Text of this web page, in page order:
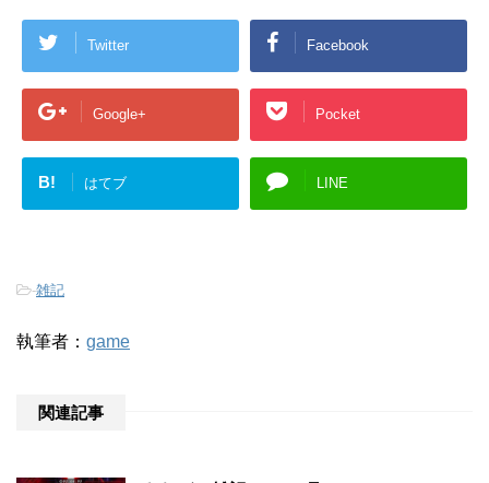
Twitter Facebook
Google+ Pocket
B! はてブ LINE
-雑記
執筆者： game
関連記事